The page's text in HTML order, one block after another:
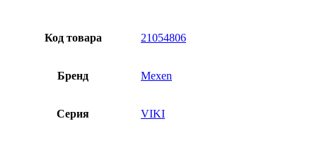
Код товара 21054806
Бренд Mexen
Серия VIKI